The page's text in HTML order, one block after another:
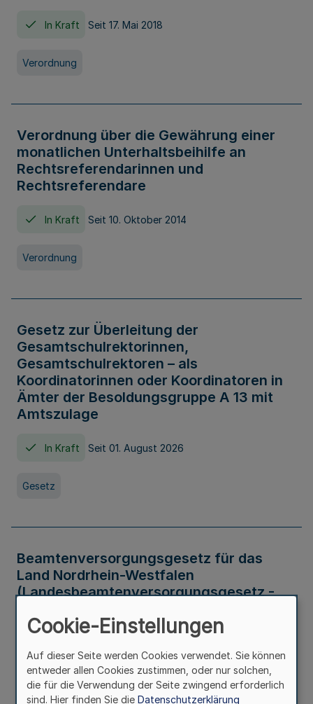
In Kraft Seit 17. Mai 2018
Verordnung
Verordnung über die Gewährung einer
monatlichen Unterhaltsbeihilfe an
Rechtsreferendarinnen und
Rechtsreferendare
In Kraft Seit 10. Oktober 2014
Verordnung
Gesetz zur Überleitung der
Gesamtschulrektorinnen,
Gesamtschulrektoren – als
Koordinatorinnen oder Koordinatoren in
Ämter der Besoldungsgruppe A 13 mit
Amtszulage
In Kraft Seit 01. August 2026
Gesetz
Beamtenversorgungsgesetz für das
Land Nordrhein-Westfalen
(Landesbeamtenversorgungsgesetz -
Gesetz
Cookie-Einstellungen
Auf dieser Seite werden Cookies verwendet. Sie können
entweder allen Cookies zustimmen, oder nur solchen,
die für die Verwendung der Seite zwingend erforderlich
sind. Hier finden Sie die Datenschutzerklärung